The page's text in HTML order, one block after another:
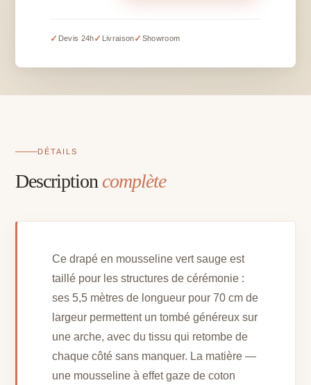
vert
-
cm
✓ Devis 24h✓ Livraison✓ Showroom
DÉTAILS
Description complète
Ce drapé en mousseline vert sauge est
taillé pour les structures de cérémonie :
ses 5,5 mètres de longueur pour 70 cm de
largeur permettent un tombé généreux sur
une arche, avec du tissu qui retombe de
chaque côté sans manquer. La matière —
une mousseline à effet gaze de coton